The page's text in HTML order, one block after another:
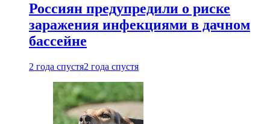
Россиян предупредили о риске
заражения инфекциями в дачном
бассейне
2 года спустя2 года спустя